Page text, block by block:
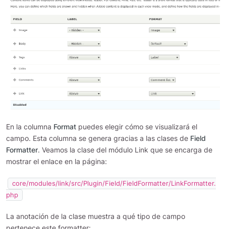
En la columna Format puedes elegir cómo se visualizará el
campo. Esta columna se genera gracias a las clases de Field
Formatter. Veamos la clase del módulo Link que se encarga de
mostrar el enlace en la página:
core/modules/link/src/Plugin/Field/FieldFormatter/LinkFormatter.
php
La anotación de la clase muestra a qué tipo de campo